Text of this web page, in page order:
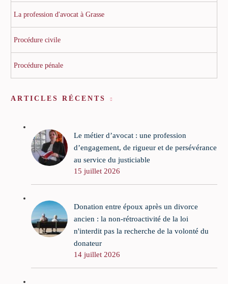
La profession d'avocat à Grasse
Procédure civile
Procédure pénale
ARTICLES RÉCENTS
Le métier d’avocat : une profession
d’engagement, de rigueur et de persévérance
au service du justiciable
15 juillet 2026
Donation entre époux après un divorce
ancien : la non-rétroactivité de la loi
n'interdit pas la recherche de la volonté du
donateur
14 juillet 2026